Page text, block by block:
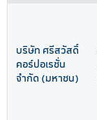
บริษัท ศรีสวัสดิ์
คอร์ปอเรชั่น
จำกัด (มหาชน)